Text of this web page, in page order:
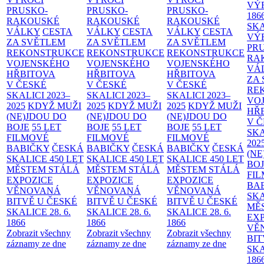
PRUSKO-
RAKOUSKÉ
VÁLKY CESTA
ZA SVĚTLEM
REKONSTRUKCE
VOJENSKÉHO
HŘBITOVA
V ČESKÉ
SKALICI 2023–
2025 KDYŽ MUŽI
(NE)JDOU DO
BOJE 55 LET
FILMOVÉ
BABIČKY ČESKÁ
SKALICE 450 LET
MĚSTEM STÁLÁ
EXPOZICE
VĚNOVANÁ
BITVĚ U ČESKÉ
SKALICE 28. 6.
1866
Zobrazit všechny
záznamy ze dne
PRUSKO-
RAKOUSKÉ
VÁLKY CESTA
ZA SVĚTLEM
REKONSTRUKCE
VOJENSKÉHO
HŘBITOVA
V ČESKÉ
SKALICI 2023–
2025 KDYŽ MUŽI
(NE)JDOU DO
BOJE 55 LET
FILMOVÉ
BABIČKY ČESKÁ
SKALICE 450 LET
MĚSTEM STÁLÁ
EXPOZICE
VĚNOVANÁ
BITVĚ U ČESKÉ
SKALICE 28. 6.
1866
Zobrazit všechny
záznamy ze dne
PRUSKO-
RAKOUSKÉ
VÁLKY CESTA
ZA SVĚTLEM
REKONSTRUKCE
VOJENSKÉHO
HŘBITOVA
V ČESKÉ
SKALICI 2023–
2025 KDYŽ MUŽI
(NE)JDOU DO
BOJE 55 LET
FILMOVÉ
BABIČKY ČESKÁ
SKALICE 450 LET
MĚSTEM STÁLÁ
EXPOZICE
VĚNOVANÁ
BITVĚ U ČESKÉ
SKALICE 28. 6.
1866
Zobrazit všechny
záznamy ze dne
ZA
V